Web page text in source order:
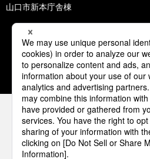
山口市新本庁舎棟
1 2 3 4
パナソニックの電気設備